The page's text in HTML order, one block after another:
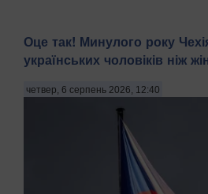
Оце так! Минулого року
українських чоловіків ніж
четвер, 6 серпень 2026, 12:40